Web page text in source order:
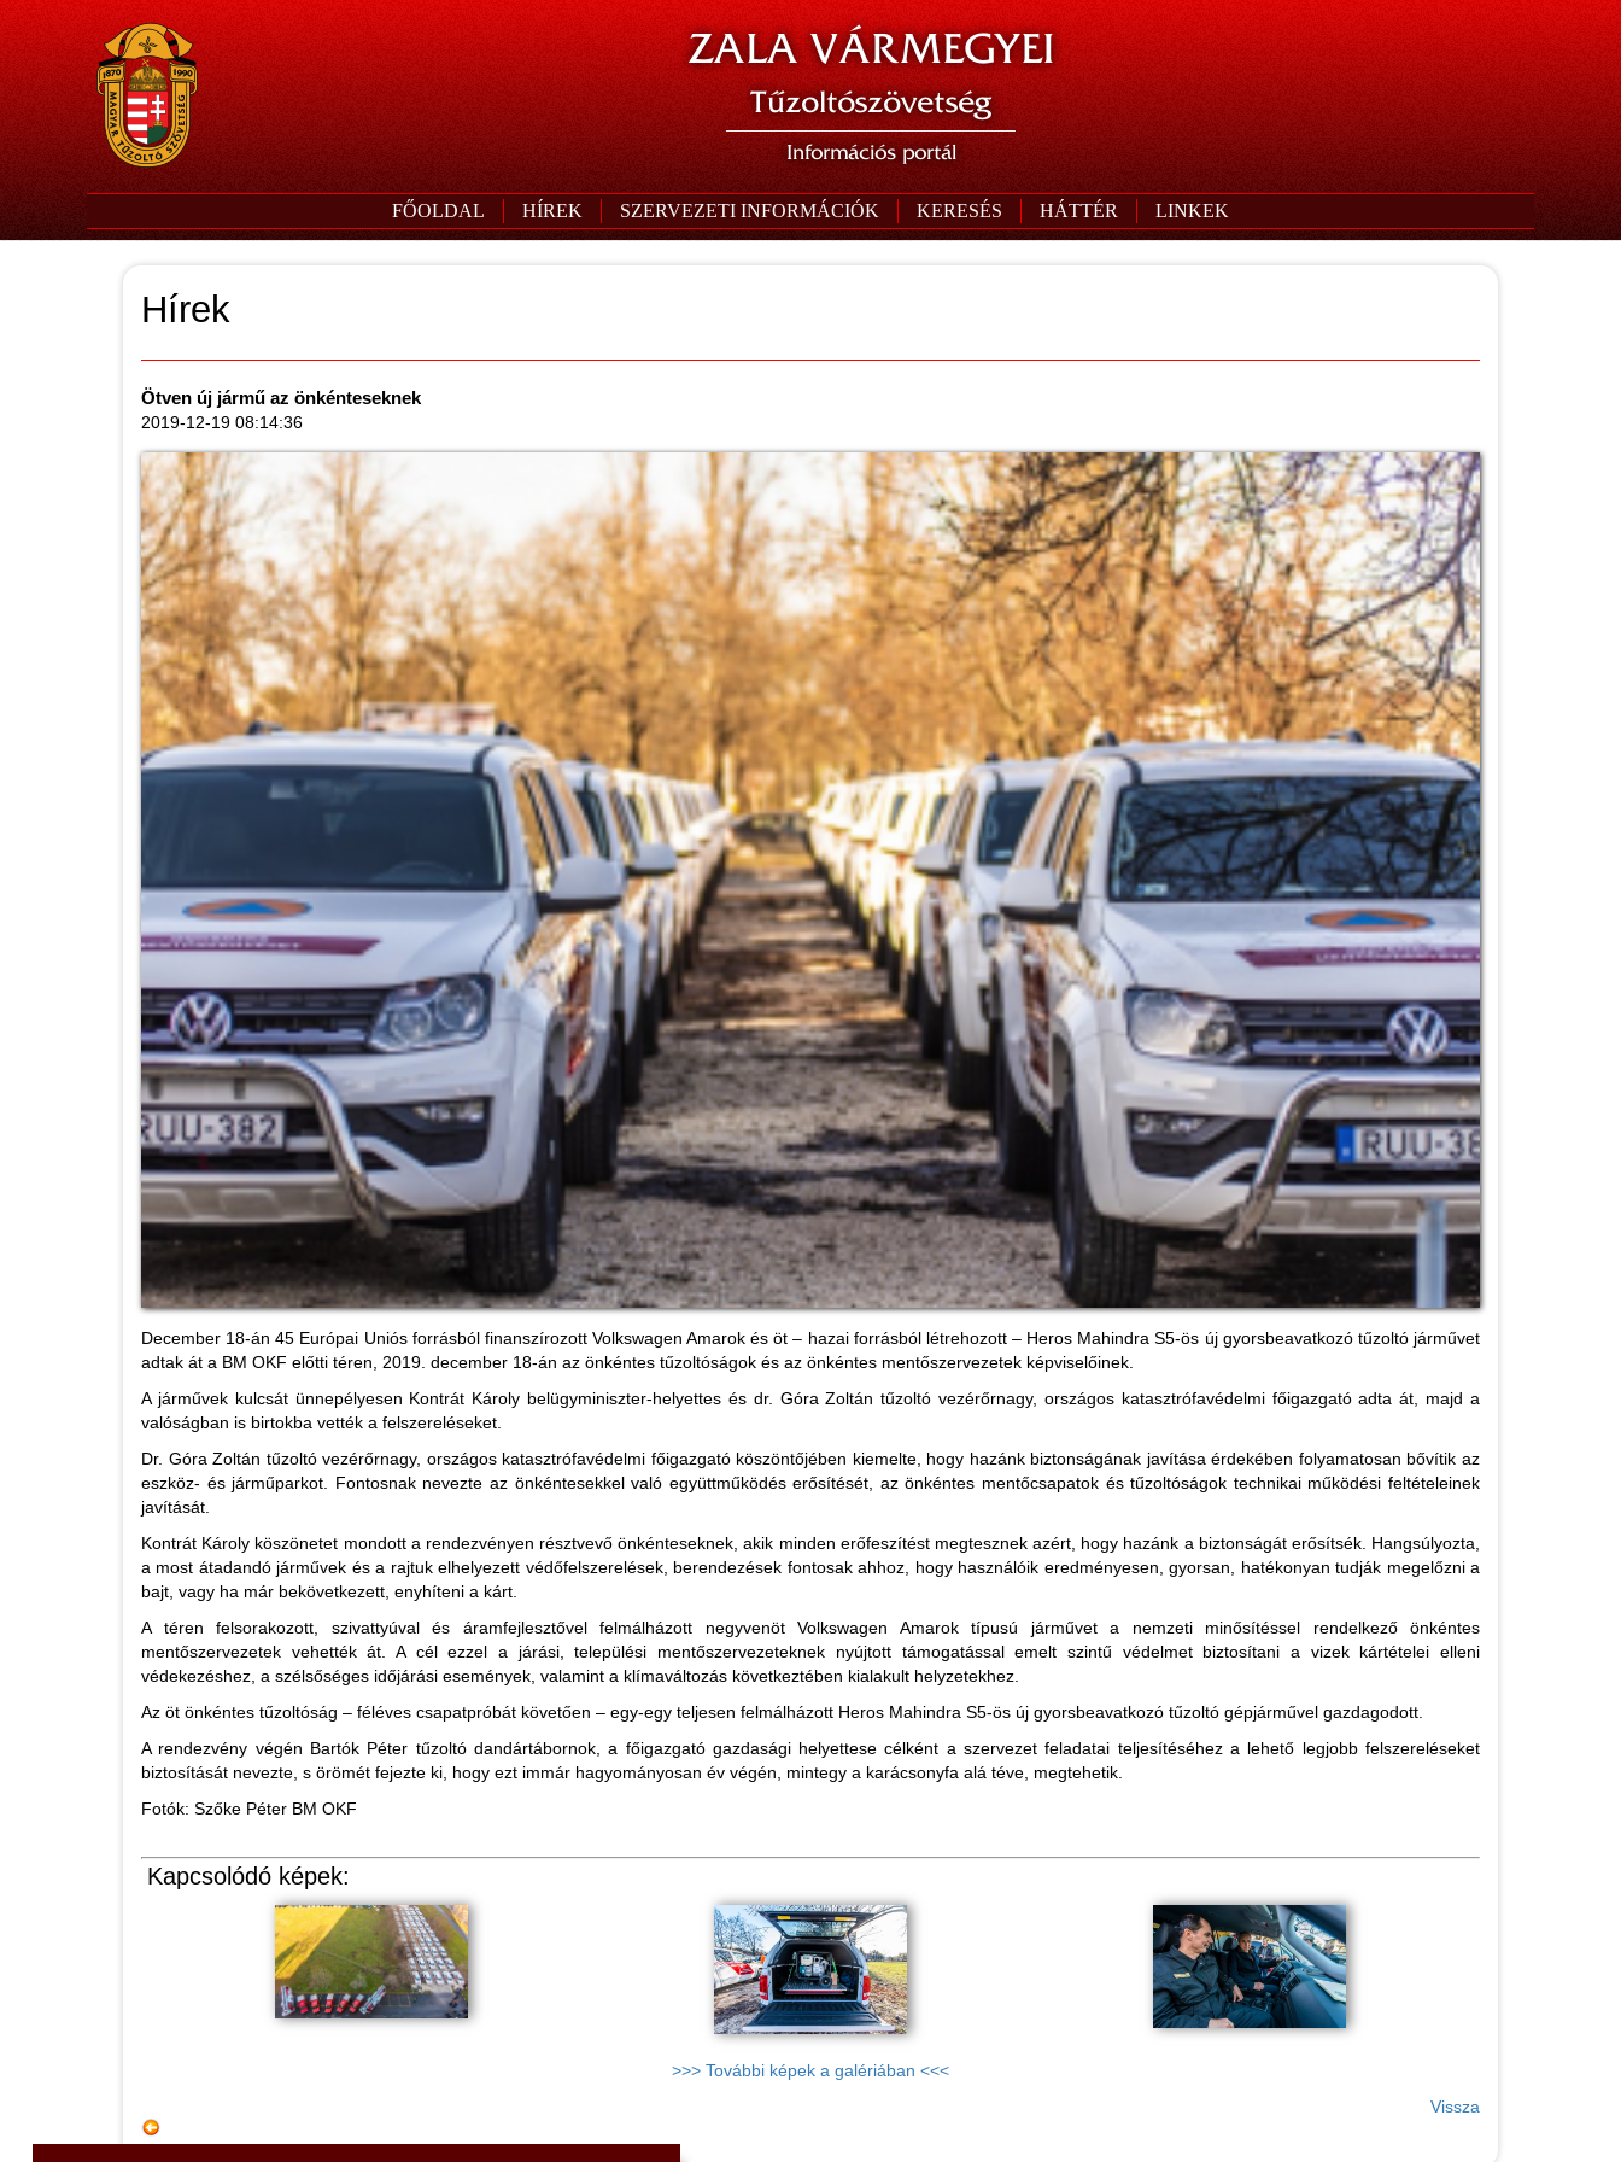
ZALA VÁRMEGYEI
Tűzoltószövetség
Információs portál
FŐOLDAL HÍREK SZERVEZETI INFORMÁCIÓK KERESÉS HÁTTÉR LINKEK
Hírek
Ötven új jármű az önkénteseknek
2019-12-19 08:14:36
December 18-án 45 Európai Uniós forrásból finanszírozott Volkswagen Amarok és öt – hazai forrásból létrehozott – Heros Mahindra S5-ös új gyorsbeavatkozó tűzoltó járművet
adtak át a BM OKF előtti téren, 2019. december 18-án az önkéntes tűzoltóságok és az önkéntes mentőszervezetek képviselőinek.
A járművek kulcsát ünnepélyesen Kontrát Károly belügyminiszter-helyettes és dr. Góra Zoltán tűzoltó vezérőrnagy, országos katasztrófavédelmi főigazgató adta át, majd a
valóságban is birtokba vették a felszereléseket.
Dr. Góra Zoltán tűzoltó vezérőrnagy, országos katasztrófavédelmi főigazgató köszöntőjében kiemelte, hogy hazánk biztonságának javítása érdekében folyamatosan bővítik az
eszköz- és járműparkot. Fontosnak nevezte az önkéntesekkel való együttműködés erősítését, az önkéntes mentőcsapatok és tűzoltóságok technikai működési feltételeinek
javítását.
Kontrát Károly köszönetet mondott a rendezvényen résztvevő önkénteseknek, akik minden erőfeszítést megtesznek azért, hogy hazánk a biztonságát erősítsék. Hangsúlyozta,
a most átadandó járművek és a rajtuk elhelyezett védőfelszerelések, berendezések fontosak ahhoz, hogy használóik eredményesen, gyorsan, hatékonyan tudják megelőzni a
bajt, vagy ha már bekövetkezett, enyhíteni a kárt.
A téren felsorakozott, szivattyúval és áramfejlesztővel felmálházott negyvenöt Volkswagen Amarok típusú járművet a nemzeti minősítéssel rendelkező önkéntes
mentőszervezetek vehették át. A cél ezzel a járási, települési mentőszervezeteknek nyújtott támogatással emelt szintű védelmet biztosítani a vizek kártételei elleni
védekezéshez, a szélsőséges időjárási események, valamint a klímaváltozás következtében kialakult helyzetekhez.
Az öt önkéntes tűzoltóság – féléves csapatpróbát követően – egy-egy teljesen felmálházott Heros Mahindra S5-ös új gyorsbeavatkozó tűzoltó gépjárművel gazdagodott.
A rendezvény végén Bartók Péter tűzoltó dandártábornok, a főigazgató gazdasági helyettese célként a szervezet feladatai teljesítéséhez a lehető legjobb felszereléseket
biztosítását nevezte, s örömét fejezte ki, hogy ezt immár hagyományosan év végén, mintegy a karácsonyfa alá téve, megtehetik.
Fotók: Szőke Péter BM OKF
Kapcsolódó képek:
>>> További képek a galériában <<<
Vissza